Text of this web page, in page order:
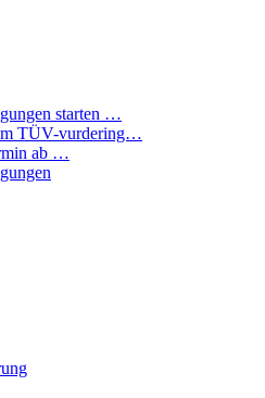
starten …
TÜV-vurdering…
ab …